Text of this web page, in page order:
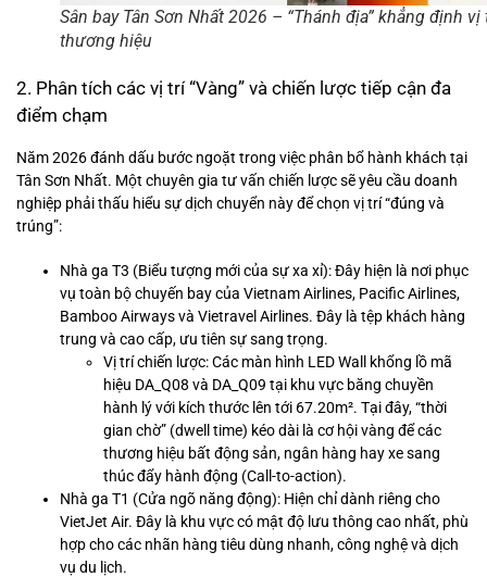
Sân bay Tân Sơn Nhất 2026 – “Thánh địa” khẳng định vị
thương hiệu
2. Phân tích các vị trí “Vàng” và chiến lược tiếp cận đa
điểm chạm
Năm 2026 đánh dấu bước ngoặt trong việc phân bổ hành khách tại
Tân Sơn Nhất. Một chuyên gia tư vấn chiến lược sẽ yêu cầu doanh
nghiệp phải thấu hiểu sự dịch chuyển này để chọn vị trí “đúng và
trúng”:
Nhà ga T3 (Biểu tượng mới của sự xa xỉ): Đây hiện là nơi phục
vụ toàn bộ chuyến bay của Vietnam Airlines, Pacific Airlines,
Bamboo Airways và Vietravel Airlines. Đây là tệp khách hàng
trung và cao cấp, ưu tiên sự sang trọng.
Vị trí chiến lược: Các màn hình LED Wall khổng lồ mã
hiệu DA_Q08 và DA_Q09 tại khu vực băng chuyền
hành lý với kích thước lên tới 67.20m². Tại đây, “thời
gian chờ” (dwell time) kéo dài là cơ hội vàng để các
thương hiệu bất động sản, ngân hàng hay xe sang
thúc đẩy hành động (Call-to-action).
Nhà ga T1 (Cửa ngõ năng động): Hiện chỉ dành riêng cho
VietJet Air. Đây là khu vực có mật độ lưu thông cao nhất, phù
hợp cho các nhãn hàng tiêu dùng nhanh, công nghệ và dịch
vụ du lịch.